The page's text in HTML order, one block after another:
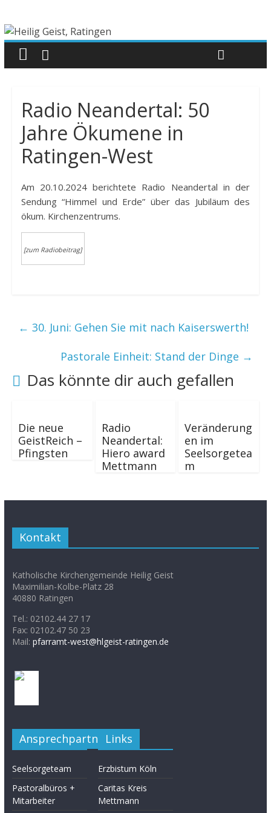
Radio Neandertal: 50
Jahre Ökumene in
Ratingen-West
Am 20.10.2024 berichtete Radio Neandertal in der
Sendung “Himmel und Erde” über das Jubiläum des
ökum. Kirchenzentrums.
[zum Radiobeitrag]
← 30. Juni: Gehen Sie mit nach Kaiserswerth!
Pastorale Einheit: Stand der Dinge →
Das könnte dir auch gefallen
Die neue
GeistReich –
Pfingsten
Radio
Neandertal:
Hiero award
Mettmann
Veränderung
en im
Seelsorgetea
m
Kontakt
Katholische Kirchengemeinde Heilig Geist
Maximilian-Kolbe-Platz 28
40880 Ratingen
Tel.: 02102.44 27 17
Fax: 02102.47 50 23
Mail: pfarramt-west@hlgeist-ratingen.de
Ansprechpartner
Seelsorgeteam
Pastoralbüros +
Mitarbeiter
Links
Erzbistum Köln
Caritas Kreis
Mettmann